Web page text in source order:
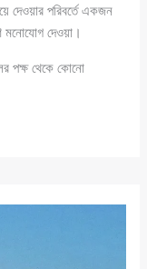
দেওয়ার পরিবর্তে একজন
মনোযোগ দেওয়া।
পক্ষ থেকে কোনো